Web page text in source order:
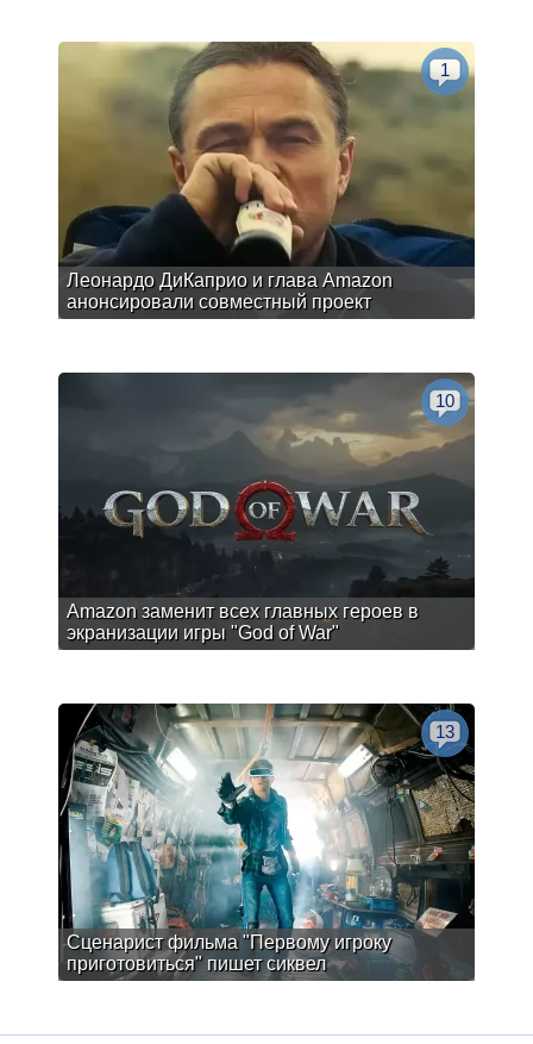
Леонардо ДиКаприо и глава Amazon
анонсировали совместный проект
1
Amazon заменит всех главных героев в
экранизации игры "God of War"
10
Сценарист фильма "Первому игроку
приготовиться" пишет сиквел
13